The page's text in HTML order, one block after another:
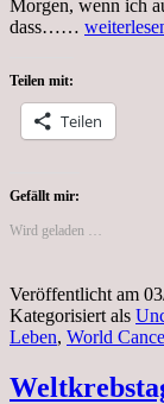
Morgen, wenn ich
dass…… World
Teilen mit:
Teilen
Gefällt mir:
Wird geladen …
Veröffentlicht am
Kategorisiert als
Leben, World